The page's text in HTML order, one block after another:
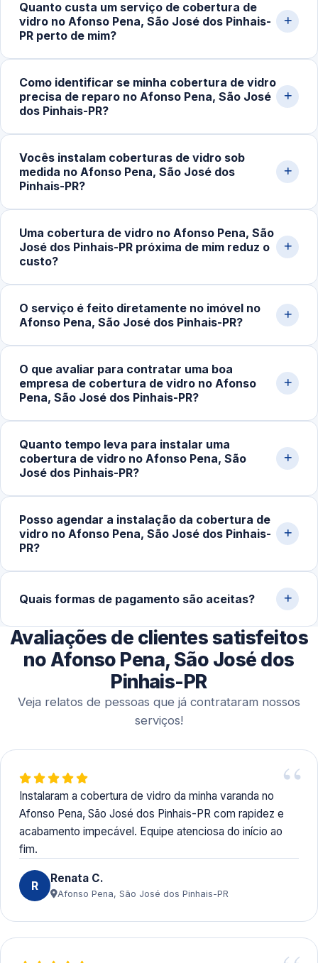
Quanto custa um serviço de cobertura de
vidro no Afonso Pena, São José dos Pinhais-
PR perto de mim?
coberta, os materiais utilizados e a complexidade do
projeto. Projetos simples começam em torno de
detalhado pelo nosso WhatsApp.
Como identificar se minha cobertura de vidro
precisa de reparo no Afonso Pena, São José
dos Pinhais-PR?
com o vento, peças soltas, desalinhamento visível,
desgaste nas fixações ou perda de vedação. Uma
Vocês instalam coberturas de vidro sob
medida no Afonso Pena, São José dos
Pinhais-PR?
varandas, garagens, áreas gourmet, corredores e
espaços externos. Fazemos medição, planejamento,
Uma cobertura de vidro no Afonso Pena, São
José dos Pinhais-PR próxima de mim reduz o
custo?
diminuindo os custos de deslocamento e agilizando o
tempo de execução. Também facilita as visitas técnicas
e o acompanhamento do projeto.
O serviço é feito diretamente no imóvel no
Afonso Pena, São José dos Pinhais-PR?
equipamentos apropriados para medição, ajuste e
fixação das peças, garantindo maior precisão, segurança
O que avaliar para contratar uma boa
empresa de cobertura de vidro no Afonso
Pena, São José dos Pinhais-PR?
materiais, o portfólio de projetos realizados e a
reputação do serviço. Solicite um orçamento claro, com
Quanto tempo leva para instalar uma
cobertura de vidro no Afonso Pena, São
José dos Pinhais-PR?
a 6 horas. Estruturas maiores ou mais complexas podem
exigir um ou mais dias de trabalho para garantir
Posso agendar a instalação da cobertura de
vidro no Afonso Pena, São José dos Pinhais-
PR?
agendamentos para projetos planejados, permitindo a
Quais formas de pagamento são aceitas?
Aceitamos Pix, dinheiro, cartões de crédito e débito,
além de transferências bancárias, oferecendo
praticidade aos clientes.
Avaliações de clientes satisfeitos
no Afonso Pena, São José dos
Pinhais-PR
Veja relatos de pessoas que já contrataram nossos
serviços!
Instalaram a cobertura de vidro da minha varanda no
Afonso Pena, São José dos Pinhais-PR com rapidez e
acabamento impecável. Equipe atenciosa do início ao
fim.
R Renata C.
Afonso Pena, São José dos Pinhais-PR